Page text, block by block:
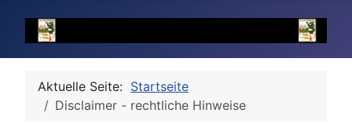
Aktuelle Seite: Startseite
Disclaimer - rechtliche Hinweise